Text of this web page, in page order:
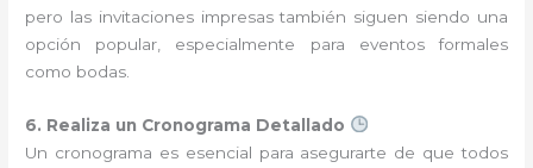
pero las invitaciones impresas también siguen siendo una
opción popular, especialmente para eventos formales
como bodas.
6. Realiza un Cronograma Detallado
Un cronograma es esencial para asegurarte de que todos